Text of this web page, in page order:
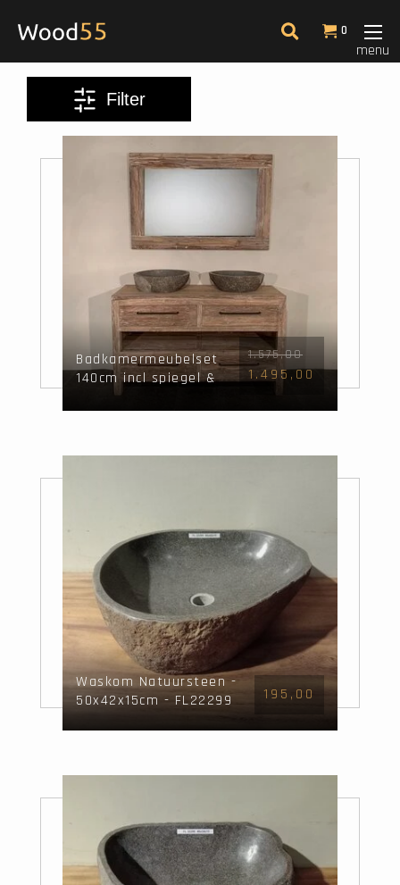
0
menu
Filter
Kleur
Afmeting
Filter
Badkamermeubelset
140cm incl spiegel &
waskommen White
Wash
1.575,00
1.495,00
Waskom Natuursteen -
50x42x15cm - FL22299
195,00